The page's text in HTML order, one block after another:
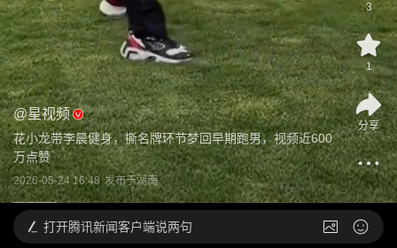
@星视频
花小龙带李晨健身，撕名牌环节梦回早期跑男，视频近600
万点赞
2026-05-24 16:48 发布于湖南
3
1
分享
打开腾讯新闻客户端说两句